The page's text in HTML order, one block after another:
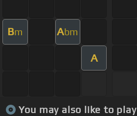
Bm Abm
A
You may also like to play